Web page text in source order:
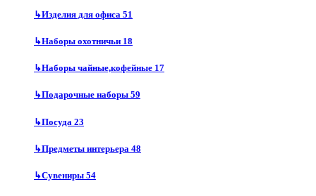
↳Изделия для офиса 51
↳Наборы охотничьи 18
↳Наборы чайные,кофейные 17
↳Подарочные наборы 59
↳Посуда 23
↳Предметы интерьера 48
↳Сувениры 54